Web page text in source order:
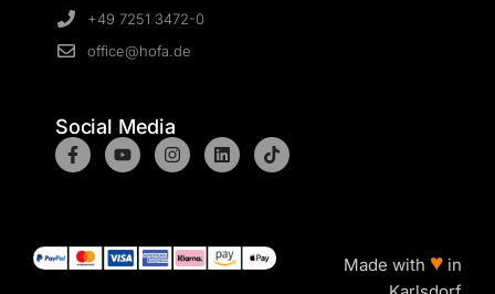
+49 7251 3472-0
office@hofa.de
Social Media
Made with ♥ in